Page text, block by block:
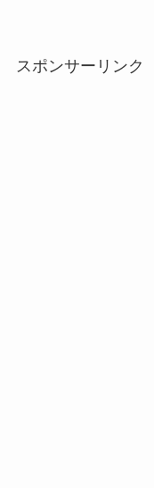
スポンサーリンク